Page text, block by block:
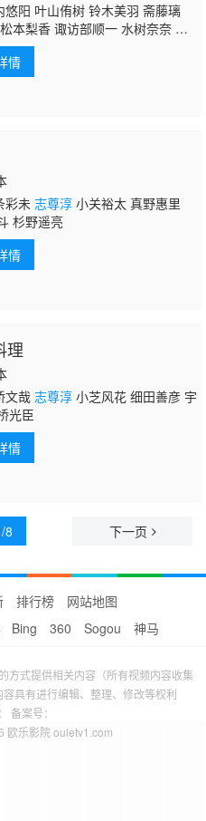
悠阳 叶山侑树 铃木美羽 斋藤璃
本梨香 诹访部顺一 水树奈奈 诸
史 鲸 古原靖久 宫泽佑 花江夏
太郎
情
彩未 志尊淳小关裕太 真野惠里
杉野遥亮
情
理
文哉 志尊淳小芝风花 细田善彦 宇
光臣
情
8 下一页
排行榜
网站地图
Bing 360 Sogou 神马
方式提供相关内容（所有视频内容收集
具有进行编辑、整理、修改等权利
备案号：
乐影院 ouletv1.com